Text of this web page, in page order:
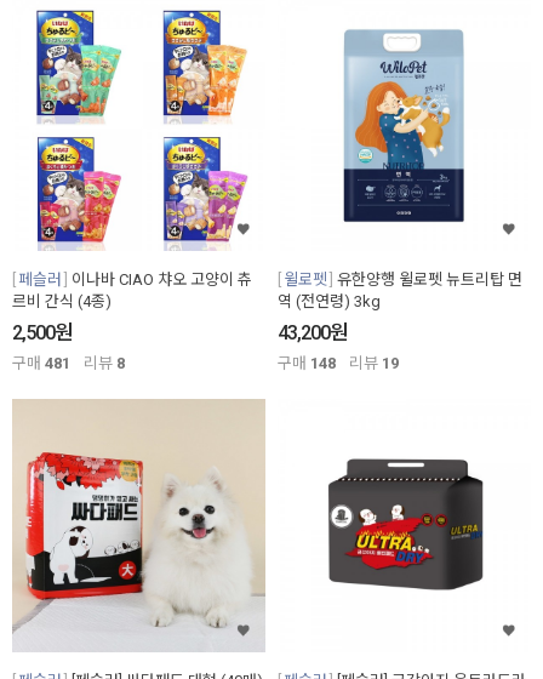
페슬러
이나바 CIAO 챠오 고양이 츄
르비 간식 (4종)
2,500원
구매 481 리뷰 8
윌로펫 유한양행 윌로펫 뉴트리탑 면
역 (전연령) 3kg
43,200원
구매 148 리뷰 19